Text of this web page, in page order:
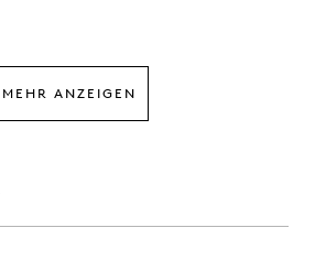
MEHR ANZEIGEN